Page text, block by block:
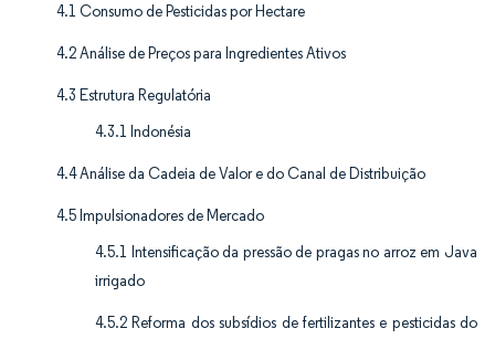
4.1 Consumo de Pesticidas por Hectare
4.2 Análise de Preços para Ingredientes Ativos
4.3 Estrutura Regulatória
4.3.1 Indonésia
4.4 Análise da Cadeia de Valor e do Canal de Distribuição
4.5 Impulsionadores de Mercado
4.5.1 Intensificação da pressão de pragas no arroz em Java
irrigado
4.5.2 Reforma dos subsídios de fertilizantes e pesticidas do